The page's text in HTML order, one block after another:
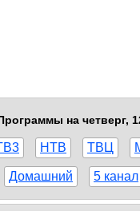
на четверг,
НТВ ТВЦ
Домашний 5 канал